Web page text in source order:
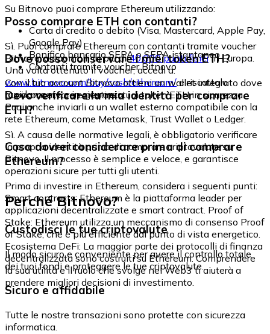
Su Bitnovo puoi comprare Ethereum utilizzando:
Carta di credito o debito (Visa, Mastercard, Apple Pay,
Google Pay)
Bonifico bancario SEPA o SEPA istantaneo
Contanti tramite voucher Bitnovo
Posso comprare ETH con contanti?
Sì. Puoi comprare Ethereum con contanti tramite voucher
Bitnovo, disponibili in più di40.000 punti fisiciin Europa.
Una volta ottenuto il voucher, accedi a:
www.bitnovo.com/buy/cash/ethereum/e riscattalo
rapidamente e in sicurezza.
Dove posso conservare i miei token ETH?
Con il tuo account Bitnovo ottieni un wallet integrato dove
puoi conservare e gestire i tuoi token ETH in sicurezza.
Puoi anche inviarli a un wallet esterno compatibile con la
rete Ethereum, come Metamask, Trust Wallet o Ledger.
Devo verificare la mia identità per comprare
ETH?
Sì. A causa delle normative legali, è obbligatorio verificare
la propria identità prima di comprare criptovalute su
Bitnovo. Il processo è semplice e veloce, e garantisce
operazioni sicure per tutti gli utenti.
Cosa dovrei considerare prima di comprare
Ethereum?
Prima di investire in Ethereum, considera i seguenti punti:
Smart contracts: Ethereum è la piattaforma leader per
applicazioni decentralizzate e smart contract. Proof of
Stake: Ethereum utilizza un meccanismo di consenso Proof
of Stake, che è più efficiente dal punto di vista energetico.
Ecosistema DeFi: La maggior parte dei protocolli di finanza
decentralizzata sono costruiti su Ethereum. Comprendere
la sua utilità e il ruolo che svolge nel Web3 ti aiuterà a
prendere migliori decisioni di investimento.
Perché Bitnovo?
Custodisci le tue criptovalute
Il modo sicuro e conveniente per avere il controllo totale
dei tuoi fondi e proteggere le tue criptovalute.
Sicuro e affidabile
Tutte le nostre transazioni sono protette con sicurezza
informatica.